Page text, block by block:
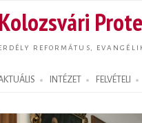
Kolozsvári
REFORMÁTUS,
INTÉZET FELVÉTELI
form